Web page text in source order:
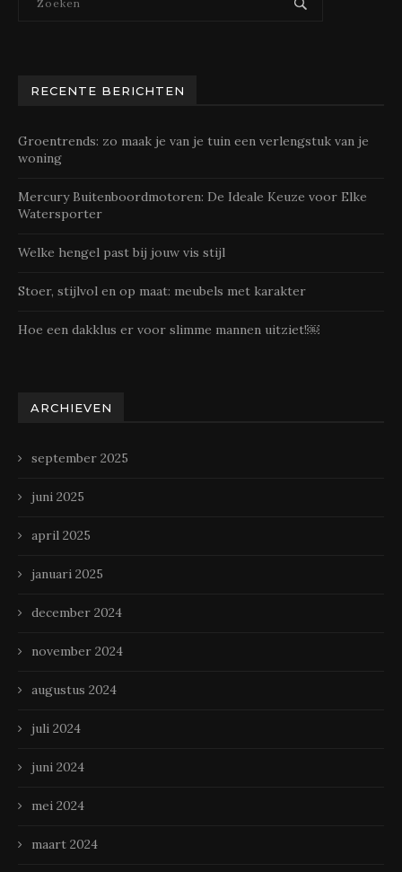
RECENTE BERICHTEN
Groentrends: zo maak je van je tuin een verlengstuk van je
woning
Mercury Buitenboordmotoren: De Ideale Keuze voor Elke
Watersporter
Welke hengel past bij jouw vis stijl
Stoer, stijlvol en op maat: meubels met karakter
Hoe een dakklus er voor slimme mannen uitziet!￼
ARCHIEVEN
september 2025
juni 2025
april 2025
januari 2025
december 2024
november 2024
augustus 2024
juli 2024
juni 2024
mei 2024
maart 2024